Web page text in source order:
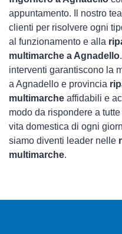
appuntamento. Il nostro
clienti per risolvere ogni
al funzionamento e alla
multimarche a Agnadello
interventi garantiscono la
a Agnadello e provincia
multimarche affidabili e
modo da rispondere a
vita domestica di ogni
siamo diventi leader nelle
multimarche.